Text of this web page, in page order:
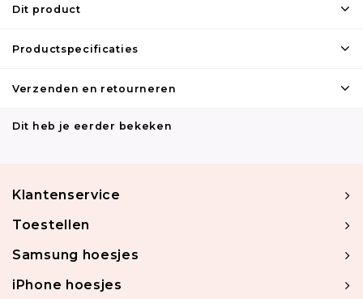
Dit product
Productspecificaties
Verzenden en retourneren
Dit heb je eerder bekeken
Klantenservice
Toestellen
Samsung hoesjes
iPhone hoesjes